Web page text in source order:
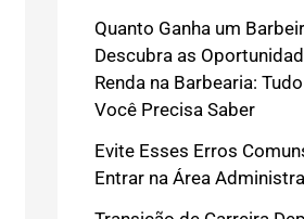
Quanto Ganha um
Descubra as
Renda na Barbearia:
Você Precisa Saber
Evite Esses Erros
Entrar na Área